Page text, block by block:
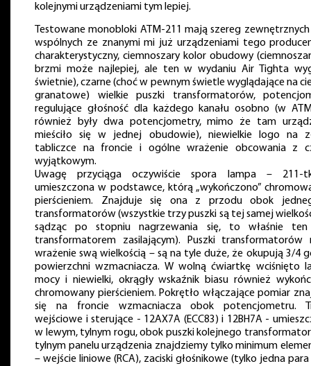
kolejnymi urządzeniami tym lepiej.
Testowane monobloki ATM-211 mają szereg zewnętrznych
wspólnych ze znanymi mi już urządzeniami tego
charakterystyczny, ciemnoszary kolor obudowy
brzmi może najlepiej, ale ten w wydaniu Air Tighta
świetnie), czarne (choć w pewnym świetle wyglądające na
granatowe) wielkie puszki transformatorów,
regulujące głośność dla każdego kanału osobno (w
również były dwa potencjometry, mimo że tam
mieściło się w jednej obudowie), niewielkie logo na
tabliczce na froncie i ogólne wrażenie obcowania z
wyjątkowym.
Uwagę przyciąga oczywiście spora lampa – 211-
umieszczona w podstawce, którą „wykończono”
pierścieniem. Znajduje się ona z przodu obok
transformatorów (wszystkie trzy puszki są tej samej
sądząc po stopniu nagrzewania się, to właśnie
transformatorem zasilającym). Puszki transformatorów
wrażenie swą wielkością – są na tyle duże, że okupują 3/4
powierzchni wzmacniacza. W wolną ćwiartkę wciśnięto
mocy i niewielki, okrągły wskaźnik biasu również
chromowany pierścieniem. Pokrętło włączające pomiar
się na froncie wzmacniacza obok potencjometru.
wejściowe i sterujące - 12AX7A (ECC83) i 12BH7A -
w lewym, tylnym rogu, obok puszki kolejnego
tylnym panelu urządzenia znajdziemy tylko minimum
– wejście liniowe (RCA), zaciski głośnikowe (tylko jedna para